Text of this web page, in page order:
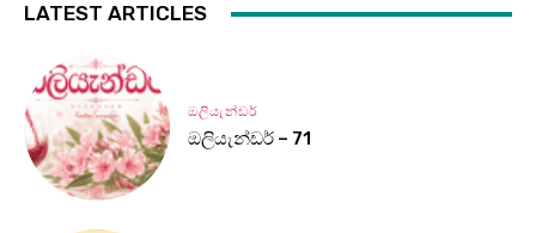
LATEST ARTICLES
ඔලියැන්ඩර්
ඔලියැන්ඩර් – 71